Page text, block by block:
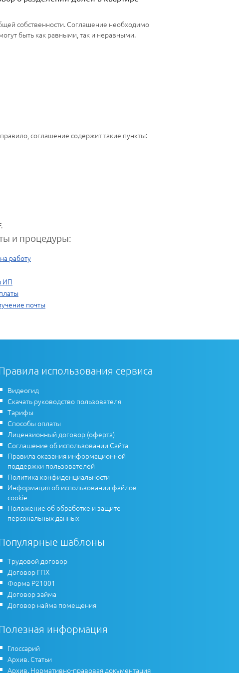
собственности. Соглашение необходимо
быть как равными, так и неравными.
соглашение содержит такие пункты:
и процедуры:
работу
ИП
почты
использования сервиса
Видеогид
Скачать руководство пользователя
Тарифы
Способы оплаты
Лицензионный договор (оферта)
Соглашение об использовании Сайта
Правила оказания информационной
поддержки пользователей
Политика конфиденциальности
Информация об использовании файлов
cookie
Положение об обработке и защите
персональных данных
шаблоны
Трудовой договор
Договор ГПХ
Форма Р21001
Договор займа
Договор найма помещения
информация
Глоссарий
Архив. Статьи
Архив. Нормативно-правовая документация